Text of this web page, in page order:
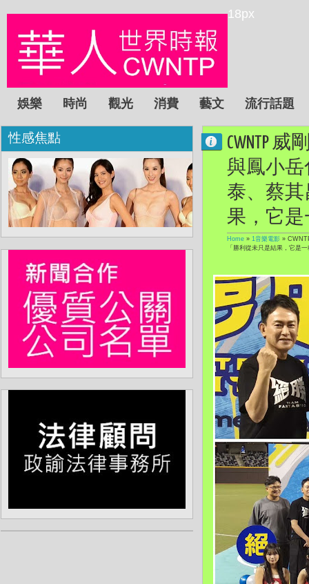
18px
娛樂 時尚 觀光 消費 藝文 流行話題
CWNTP
與鳳小岳
泰、蔡其
果，它是
Home » 1音樂電影 »
「勝利從未只是結果，它是
性感焦點